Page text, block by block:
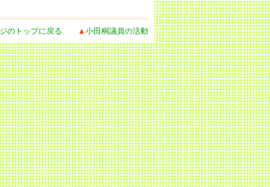
のトップに戻る ▲ 小田桐議員の活動